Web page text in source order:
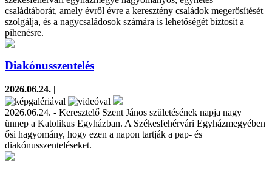
családtáborát, amely évről évre a keresztény családok megerősítését
szolgálja, és a nagycsaládosok számára is lehetőségét biztosít a
pihenésre.
Diakónusszentelés
2026.06.24. |
2026.06.24. - Keresztelő Szent János születésének napja nagy
ünnep a Katolikus Egyházban. A Székesfehérvári Egyházmegyében
ősi hagyomány, hogy ezen a napon tartják a pap- és
diakónusszenteléseket.